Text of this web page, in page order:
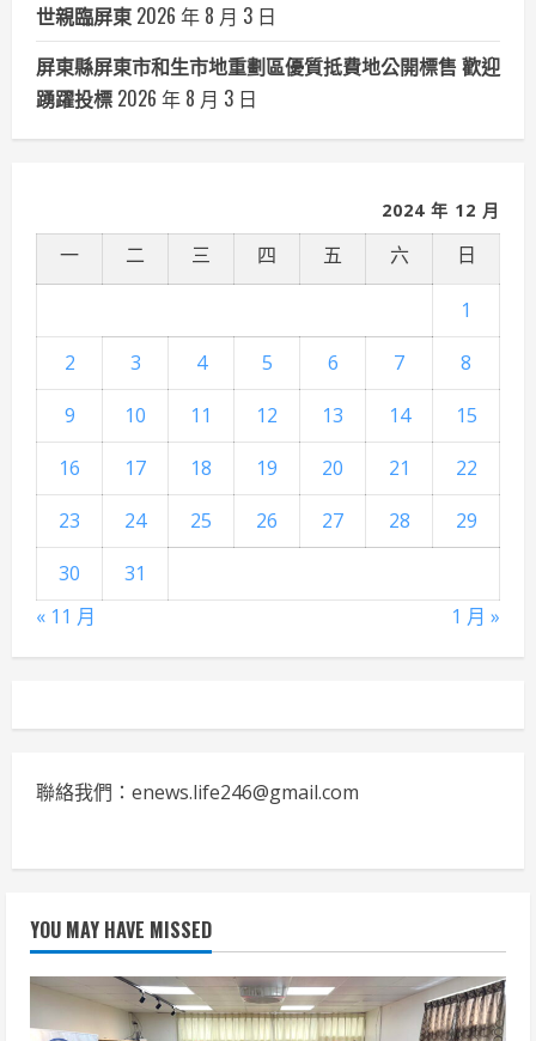
世親臨屏東 2026 年 8 月 3 日
屏東縣屏東市和生市地重劃區優質抵費地公開標售 歡迎
踴躍投標 2026 年 8 月 3 日
2024 年 12 月
一 二 三 四 五 六 日
1
2
3 4 5 6 7
8
9
10 11 12 13 14
15
16
17 18 19 20 21
22
23
24 25 26 27 28
29
30
31
« 11 月
1 月 »
聯絡我們：enews.life246@gmail.com
YOU MAY HAVE MISSED